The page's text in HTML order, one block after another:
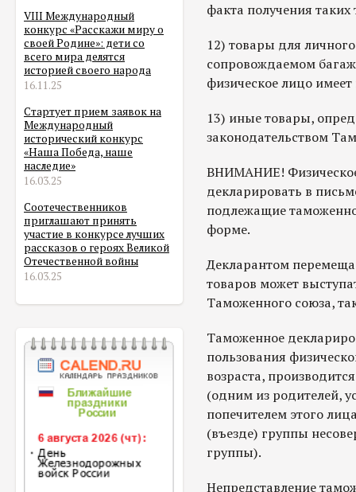
VIII Международный
конкурс «Расскажи миру о
своей Родине»: дети со
всего мира делятся
историей своего народа
16.11.25
Стартует прием заявок на
Международный
исторический конкурс
«Наша Победа, наше
наследие»
16.03.25
Соотечественников
приглашают принять
участие в конкурсе лучших
рассказов о героях Великой
Отечественной войны
16.03.25
факта получения таких
12) товары для
сопровождаемом
физическое лицо
13) иные товары,
законодательством
ВНИМАНИЕ!
декларировать в
подлежащие
форме.
Декларантом
товаров может
Таможенного союза,
Таможенное
пользования
возраста,
(одним из родителей,
попечителем этого
(въезде) группы
группы).
Непредставление